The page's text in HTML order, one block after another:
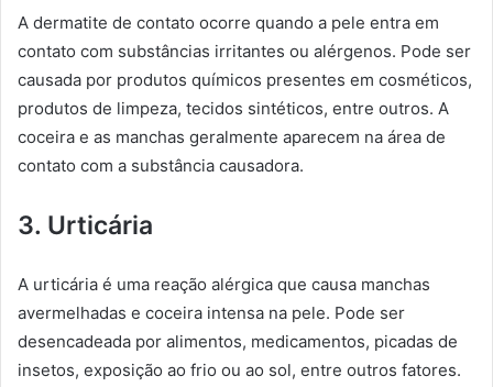
A dermatite de contato ocorre quando a pele entra em
contato com substâncias irritantes ou alérgenos. Pode ser
causada por produtos químicos presentes em cosméticos,
produtos de limpeza, tecidos sintéticos, entre outros. A
coceira e as manchas geralmente aparecem na área de
contato com a substância causadora.
3. Urticária
A urticária é uma reação alérgica que causa manchas
avermelhadas e coceira intensa na pele. Pode ser
desencadeada por alimentos, medicamentos, picadas de
insetos, exposição ao frio ou ao sol, entre outros fatores.